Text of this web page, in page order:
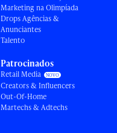
Marketing na Olimpíada
Drops Agências &
Anunciantes
Talento
Patrocinados
Retail Media
Creators & Influencers
Out-Of-Home
Martechs & Adtechs